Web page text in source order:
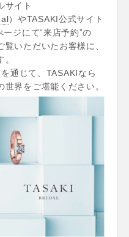
サイト
）やTASAKI公式サイト
ージにて“来店予約”の
覧いただいたお客様に、
通じて、TASAKIなら
界をご堪能ください。